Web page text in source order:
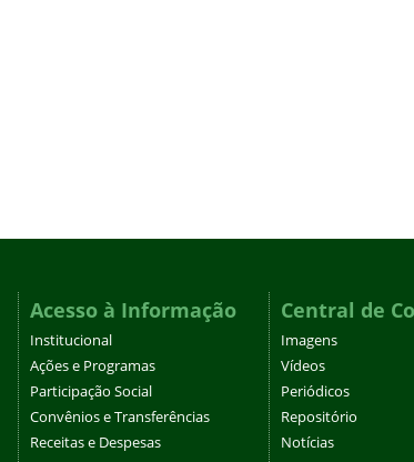
Acesso à Informação
Institucional
Ações e Programas
Participação Social
Convênios e Transferências
Receitas e Despesas
Central de
Imagens
Vídeos
Periódicos
Repositório
Notícias